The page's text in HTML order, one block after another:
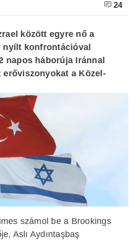
24
között egyre nő a
nyílt konfrontációval
napos háborúja Iránnal
erőviszonyokat a Közel-
számol be a Brookings
Aslı Aydıntaşbaş